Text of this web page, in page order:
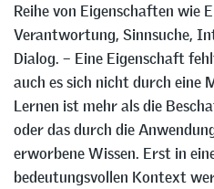
Reihe von Eigenschaften wie
Verantwortung, Sinnsuche,
Dialog. – Eine Eigenschaft
auch es sich nicht durch eine
Lernen ist mehr als die
oder das durch die
erworbene Wissen. Erst in
bedeutungsvollen Kontext